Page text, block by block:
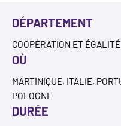
DÉPARTEMENT
COOPÉRATION ET
OÙ
MARTINIQUE, ITALIE,
POLOGNE
DURÉE